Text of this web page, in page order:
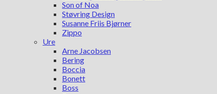
Son of Noa
Støvring Design
Susanne Friis Bjørner
Zippo
Ure
Arne Jacobsen
Bering
Boccia
Bonett
Boss